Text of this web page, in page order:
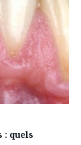
: quels